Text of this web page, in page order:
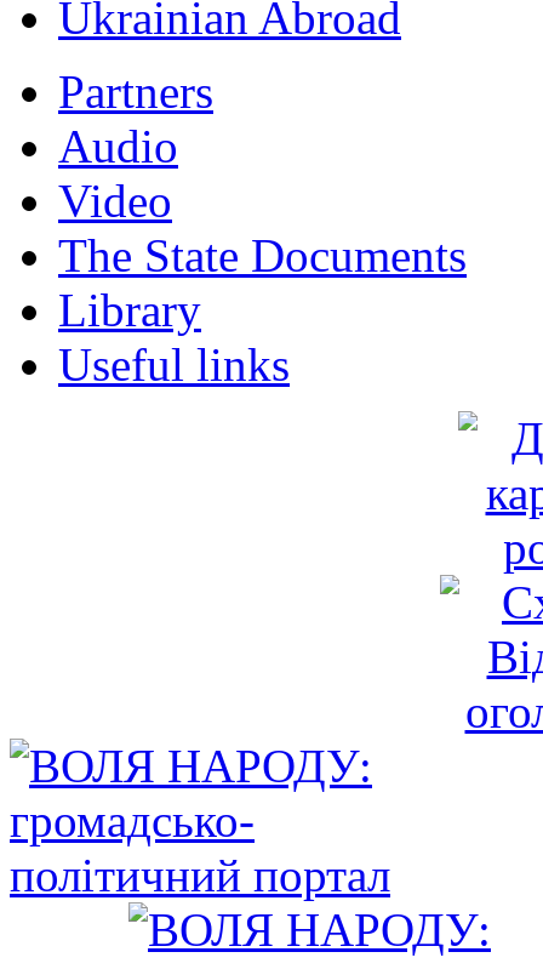
Ukrainian Abroad
Partners
Audio
Video
The State Documents
Library
Useful links